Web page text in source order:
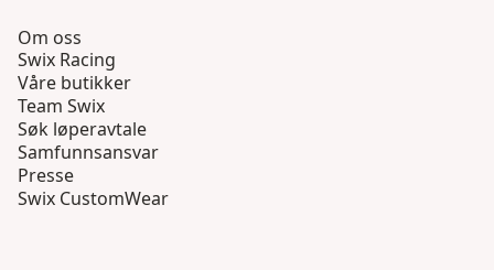
Om oss
Swix Racing
Våre butikker
Team Swix
Søk løperavtale
Samfunnsansvar
Presse
Swix CustomWear